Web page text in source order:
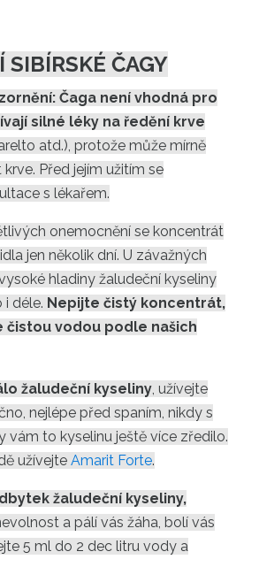
SIBÍRSKÉ ČAGY
Čaga není vhodná pro
silné léky na ředění krve
atd.), protože může mírně
Před jejím užitím se
s lékařem.
onemocnění se koncentrát
jen několik dní. U závažných
hladiny žaludeční kyseliny
i déle. Nepijte čistý koncentrát,
čistou vodou podle našich
žaludeční kyseliny, užívejte
nejlépe před spaním, nikdy s
vám to kyselinu ještě více zředilo.
užívejte Amarit Forte.
žaludeční kyseliny,
a pálí vás žáha, bolí vás
5 ml do 2 dec litru vody a